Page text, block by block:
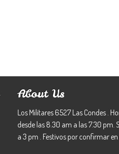
About Us
Los Militares 6527 Las Condes .
desde las 8.30 am a las 7.30 pm.
a 3 pm . Festivos por confirmar en